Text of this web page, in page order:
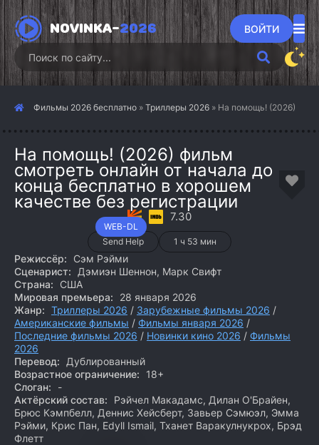
NOVINKA-2026 ВОЙТИ
Фильмы 2026 бесплатно » Триллеры 2026 » На помощь! (2026)
На помощь! (2026) фильм
смотреть онлайн от начала до
конца бесплатно в хорошем
качестве без регистрации
WEB-DL
7.30
Send Help 1 ч 53 мин
Режиссёр:
Сэм Рэйми
Сценарист:
Дэмиэн Шеннон, Марк Свифт
Страна:
США
Мировая премьера:
28 января 2026
Жанр: Триллеры 2026 / Зарубежные фильмы 2026 /
Американские фильмы / Фильмы января 2026 /
Последние фильмы 2026 / Новинки кино 2026 / Фильмы
2026
Перевод:
Дублированный
Возрастное ограничение:
18+
Слоган:
-
Актёрский состав:
Рэйчел Макадамс, Дилан О'Брайен,
Брюс Кэмпбелл, Деннис Хейсберт, Завьер Сэмюэл, Эмма
Рэйми, Крис Пан, Edyll Ismail, Тханет Варакулнукрох, Брэд
Флетт